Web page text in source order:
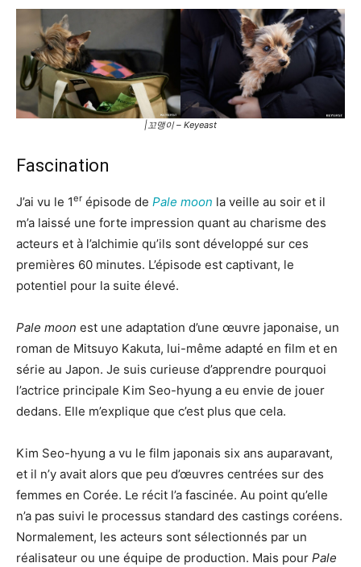
|꼬맹이 – Keyeast
Fascination
J’ai vu le 1er épisode de Pale moon la veille au soir et il
m’a laissé une forte impression quant au charisme des
acteurs et à l’alchimie qu’ils sont développé sur ces
premières 60 minutes. L’épisode est captivant, le
potentiel pour la suite élevé.
Pale moon est une adaptation d’une œuvre japonaise, un
roman de Mitsuyo Kakuta, lui-même adapté en film et en
série au Japon. Je suis curieuse d’apprendre pourquoi
l’actrice principale Kim Seo-hyung a eu envie de jouer
dedans. Elle m’explique que c’est plus que cela.
Kim Seo-hyung a vu le film japonais six ans auparavant,
et il n’y avait alors que peu d’œuvres centrées sur des
femmes en Corée. Le récit l’a fascinée. Au point qu’elle
n’a pas suivi le processus standard des castings coréens.
Normalement, les acteurs sont sélectionnés par un
réalisateur ou une équipe de production. Mais pour Pale